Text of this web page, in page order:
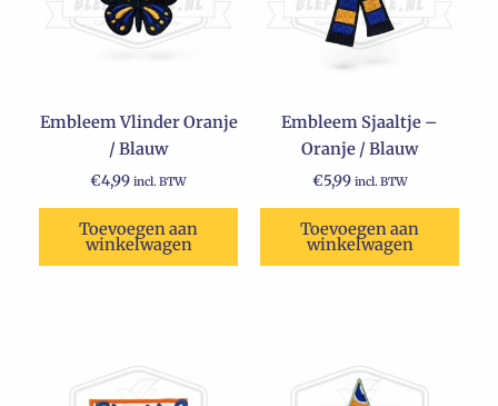
Embleem Vlinder Oranje
/ Blauw
€4,99 incl. BTW
Toevoegen aan
winkelwagen
Embleem Sjaaltje –
Oranje / Blauw
€5,99 incl. BTW
Toevoegen aan
winkelwagen